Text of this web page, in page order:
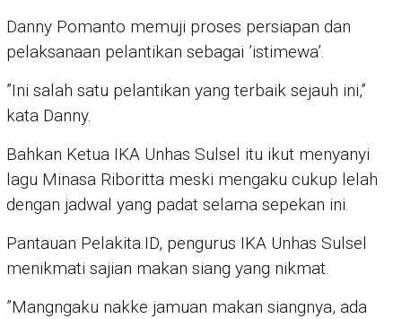
Danny Pomanto memuji proses persiapan dan
pelaksanaan pelantikan sebagai ’istimewa’.
”Ini salah satu pelantikan yang terbaik sejauh ini,”
kata Danny.
Bahkan Ketua IKA Unhas Sulsel itu ikut menyanyi
lagu Minasa Riboritta meski mengaku cukup lelah
dengan jadwal yang padat selama sepekan ini.
Pantauan Pelakita.ID, pengurus IKA Unhas Sulsel
menikmati sajian makan siang yang nikmat.
”Mangngaku nakke jamuan makan siangnya, ada